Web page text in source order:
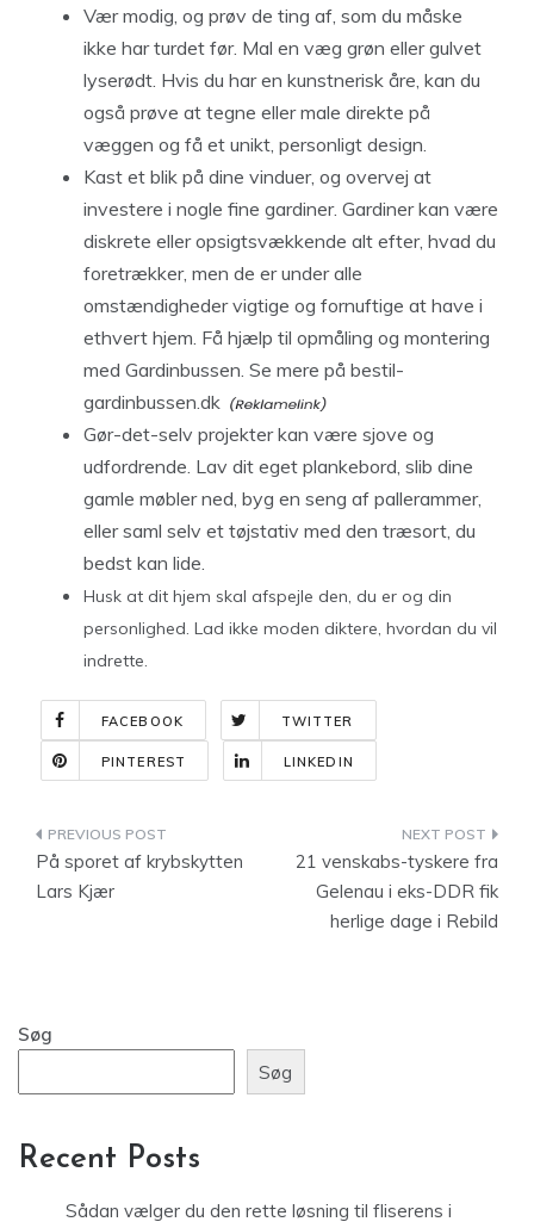
Vær modig, og prøv de ting af, som du måske
ikke har turdet før. Mal en væg grøn eller gulvet
lyserødt. Hvis du har en kunstnerisk åre, kan du
også prøve at tegne eller male direkte på
væggen og få et unikt, personligt design.
Kast et blik på dine vinduer, og overvej at
investere i nogle fine gardiner. Gardiner kan være
diskrete eller opsigtsvækkende alt efter, hvad du
foretrækker, men de er under alle
omstændigheder vigtige og fornuftige at have i
ethvert hjem. Få hjælp til opmåling og montering
med Gardinbussen. Se mere på bestil-
gardinbussen.dk
Gør-det-selv projekter kan være sjove og
udfordrende. Lav dit eget plankebord, slib dine
gamle møbler ned, byg en seng af pallerammer,
eller saml selv et tøjstativ med den træsort, du
bedst kan lide.
Husk at dit hjem skal afspejle den, du er og din
personlighed. Lad ikke moden diktere, hvordan du vil
indrette.
FACEBOOK TWITTER
PINTEREST LINKEDIN
Indlægsnavigation
På sporet af krybskytten
Lars Kjær
21 venskabs-tyskere fra
Gelenau i eks-DDR fik
herlige dage i Rebild
Søg
Søg
Recent Posts
Sådan vælger du den rette løsning til fliserens i